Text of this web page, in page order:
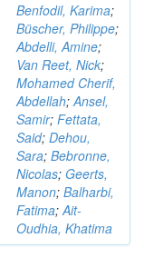
Benfodil, Karima;
Büscher, Philippe;
Abdelli, Amine;
Van Reet, Nick;
Mohamed Cherif,
Abdellah;Ansel,
Samir; Fettata,
Said; Dehou,
Sara; Bebronne,
Nicolas; Geerts,
Manon; Balharbi,
Fatima;Ait-
Oudhia, Khatima